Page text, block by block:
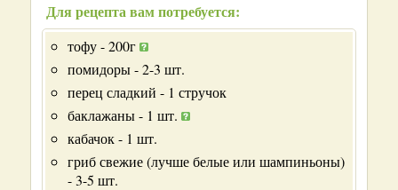
Для рецепта вам потребуется:
тофу - 200г
помидоры - 2-3 шт.
перец сладкий - 1 стручок
баклажаны - 1 шт.
кабачок - 1 шт.
гриб свежие (лучше белые или шампиньоны)
- 3-5 шт.